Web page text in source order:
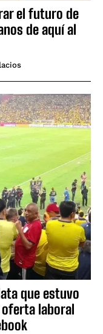
el futuro de
de aquí al
que estuvo
laboral